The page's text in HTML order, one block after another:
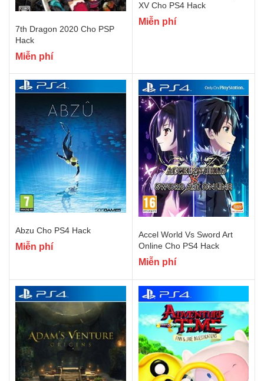
7th Dragon 2020 Cho PSP
Hack
Miễn phí
XV Cho PS4 Hack
Miễn phí
Abzu Cho PS4 Hack
Miễn phí
Accel World Vs Sword Art
Online Cho PS4 Hack
Miễn phí